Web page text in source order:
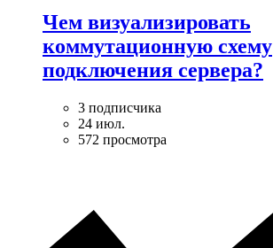
Чем визуализировать
коммутационную схему
подключения сервера?
3 подписчика
24 июл.
572 просмотра